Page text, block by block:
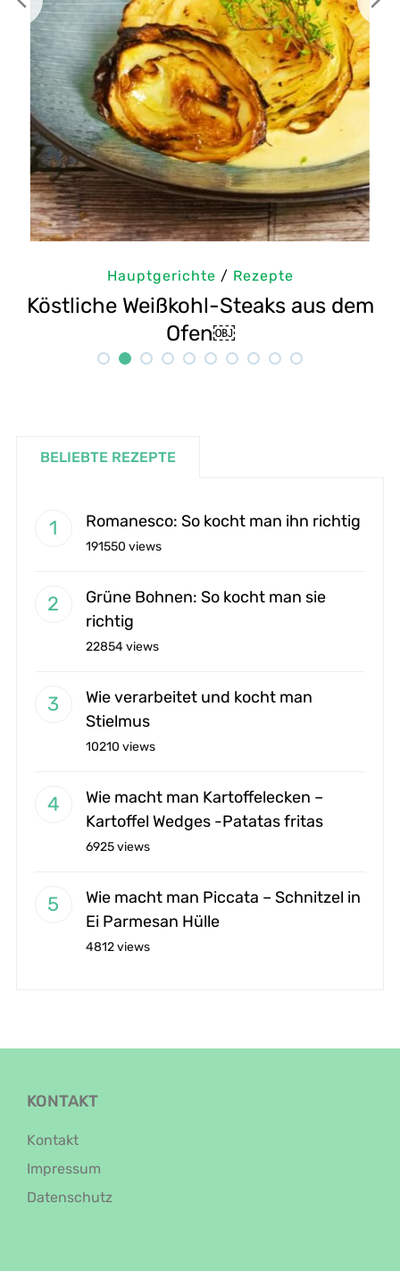
dem
Hauptgerichte/Rezepte
Selbstgemachte Tahini:
Rezept
BELIEBTE REZEPTE
Romanesco: So kocht man ihn richtig
191550 views
Grüne Bohnen: So kocht man sie
richtig
22854 views
Wie verarbeitet und kocht man
Stielmus
10210 views
Wie macht man Kartoffelecken –
Kartoffel Wedges -Patatas fritas
6925 views
Wie macht man Piccata – Schnitzel in
Ei Parmesan Hülle
4812 views
KONTAKT
Kontakt
Impressum
Datenschutz